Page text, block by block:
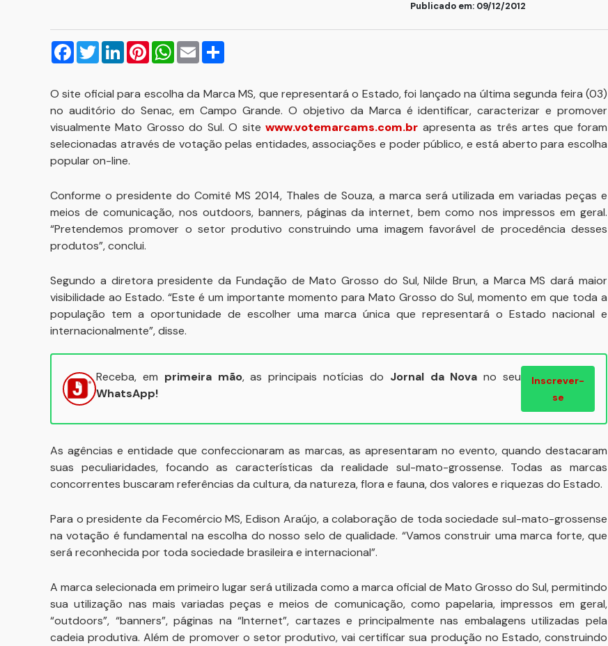
Publicado em: 09/12/2012
Facebook
TwitterLinkedInPinterestWhatsApp
Email
O site oficial para escolha da Marca MS, que representará o Estado, foi lançado na última segunda feira (03)
no auditório do Senac, em Campo Grande. O objetivo da Marca é identificar, caracterizar e promover
visualmente Mato Grosso do Sul. O sitewww.votemarcams.com.br apresenta as três artes que foram
selecionadas através de votação pelas entidades, associações e poder público, e está aberto para escolha
popular on-line.
Conforme o presidente do Comitê MS 2014, Thales de Souza, a marca será utilizada em variadas peças e
meios de comunicação, nos outdoors, banners, páginas da internet, bem como nos impressos em geral.
“Pretendemos promover o setor produtivo construindo uma imagem favorável de procedência desses
produtos”, conclui.
Segundo a diretora presidente da Fundação de Mato Grosso do Sul, Nilde Brun, a Marca MS dará maior
visibilidade ao Estado. “Este é um importante momento para Mato Grosso do Sul, momento em que toda a
população tem a oportunidade de escolher uma marca única que representará o Estado nacional e
internacionalmente”, disse.
Receba, em primeira mão, as principais notícias do Jornal da Nova no seu
WhatsApp!
Inscrever-
se
As agências e entidade que confeccionaram as marcas, as apresentaram no evento, quando destacaram
suas peculiaridades, focando as características da realidade sul-mato-grossense. Todas as marcas
concorrentes buscaram referências da cultura, da natureza, flora e fauna, dos valores e riquezas do Estado.
Para o presidente da Fecomércio MS, Edison Araújo, a colaboração de toda sociedade sul-mato-grossense
na votação é fundamental na escolha do nosso selo de qualidade. “Vamos construir uma marca forte, que
será reconhecida por toda sociedade brasileira e internacional”.
A marca selecionada em primeiro lugar será utilizada como a marca oficial de Mato Grosso do Sul, permitindo
sua utilização nas mais variadas peças e meios de comunicação, como papelaria, impressos em geral,
“outdoors”, “banners”, páginas na “Internet”, cartazes e principalmente nas embalagens utilizadas pela
cadeia produtiva. Além de promover o setor produtivo, vai certificar sua produção no Estado, construindo